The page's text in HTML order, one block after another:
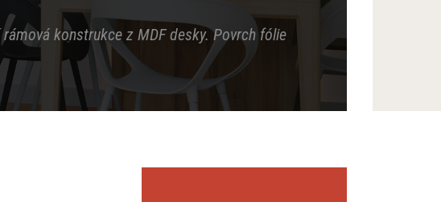
konstrukce z MDF desky. Povrch fólie